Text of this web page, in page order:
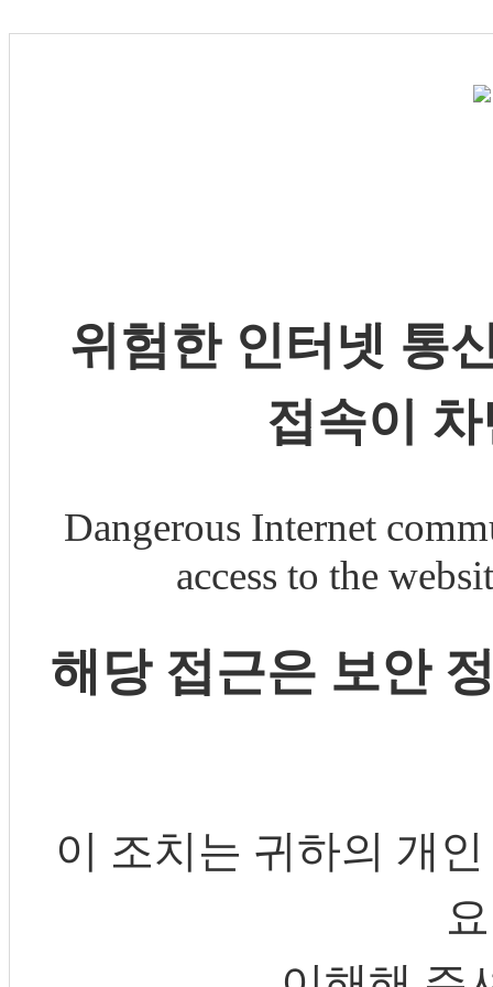
위험한 인터넷 통
접속이
Dangerous Internet
access to the
해당 접근은 보안
이 조치는 귀하의 개